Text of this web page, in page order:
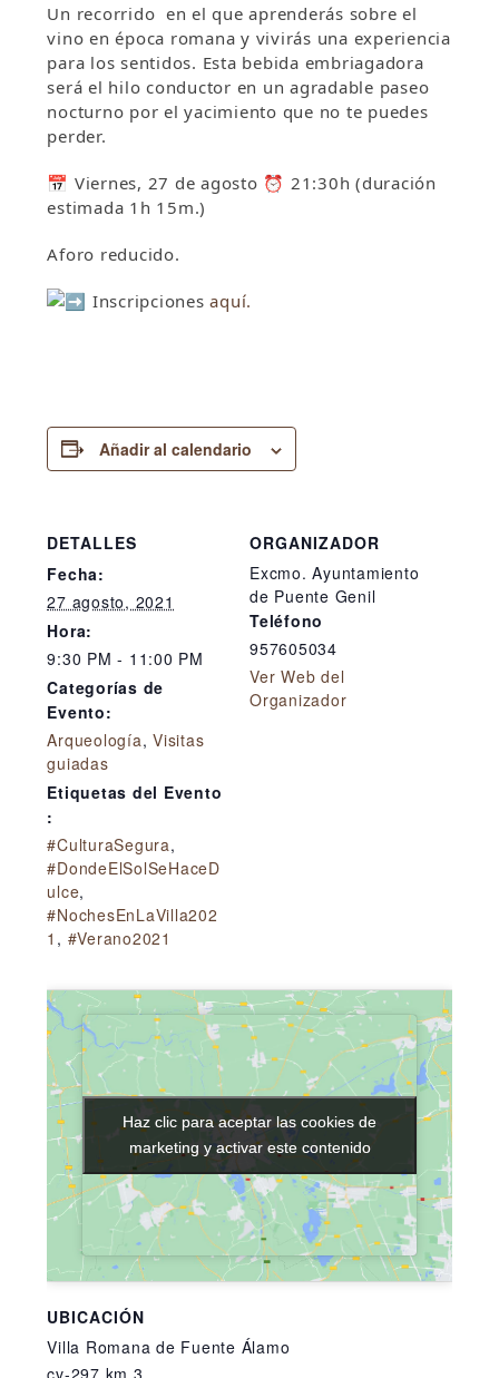
Un recorrido en el que aprenderás sobre el
vino en época romana y vivirás una experiencia
para los sentidos. Esta bebida embriagadora
será el hilo conductor en un agradable paseo
nocturno por el yacimiento que no te puedes
perder.
📅 Viernes, 27 de agosto ⏰ 21:30h (duración
estimada 1h 15m.)
Aforo reducido.
Inscripcionesaquí.
Añadir al calendario
DETALLES
Fecha:
27 agosto, 2021
Hora:
9:30 PM - 11:00 PM
Categorías de
Evento:
Arqueología,Visitas
guiadas
Etiquetas del Evento
:
#CulturaSegura,
#DondeElSolSeHaceD
ulce,
#NochesEnLaVilla202
1 , #Verano2021
ORGANIZADOR
Excmo. Ayuntamiento
de Puente Genil
Teléfono
957605034
Ver Web del
Organizador
UBICACIÓN
Villa Romana de Fuente Álamo
cv-297 km 3
Haz clic para aceptar las cookies de
marketing y activar este contenido
Haz clic para aceptar las cookies de
marketing y activar este contenido